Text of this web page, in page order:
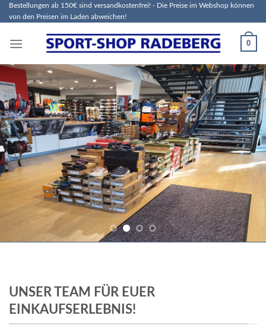
Zum
Inhalt
Bestellungen ab 150€ sind versandkostenfrei! - Die Preise im Webshop können
von den Preisen im Laden abweichen!
0
UNSER TEAM FÜR EUER
EINKAUFSERLEBNIS!